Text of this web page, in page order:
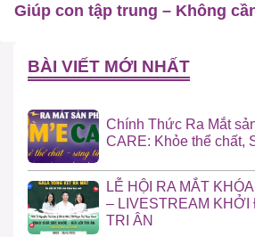
Giúp con tập trung – Không
BÀI VIẾT MỚI NHẤT
Chính Thức Ra Mắt
CARE: Khỏe thể chất,
LỄ HỘI RA MẮT
– LIVESTREAM KHỞI
TRI ÂN